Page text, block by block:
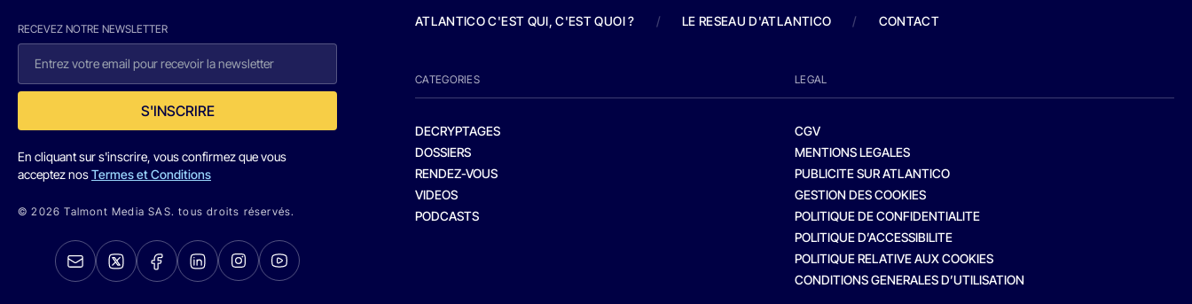
RECEVEZ NOTRE NEWSLETTER
S'INSCRIRE
En cliquant sur s'inscrire, vous confirmez que vous
acceptez nosTermes et Conditions
© 2026 Talmont Media SAS. tous droits réservés.
ATLANTICO C'EST QUI, C'EST QUOI ? / LE RESEAU D'ATLANTICO / CONTACT
CATEGORIES
DECRYPTAGES
DOSSIERS
RENDEZ-VOUS
VIDEOS
PODCASTS
LEGAL
CGV
MENTIONS LEGALES
PUBLICITE SUR ATLANTICO
GESTION DES COOKIES
POLITIQUE DE CONFIDENTIALITE
POLITIQUE D’ACCESSIBILITE
POLITIQUE RELATIVE AUX COOKIES
CONDITIONS GENERALES D’UTILISATION